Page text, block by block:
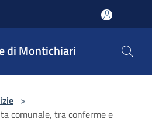
di Montichiari
>
comunale, tra conferme e